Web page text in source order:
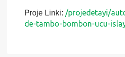
alabilirsiniz. Proje birebir
ve yeni bütün Autocad
Projeyi sadece VİP